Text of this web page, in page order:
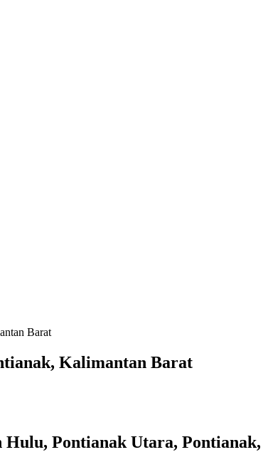
Barat
Kalimantan Barat
Pontianak Utara,